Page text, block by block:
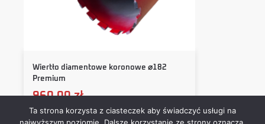
Wiertło diamentowe koronowe ⌀182
Premium
960,00zł
Dodaj do koszyka
Ta strona korzysta z ciasteczek aby świadczyć usługi na